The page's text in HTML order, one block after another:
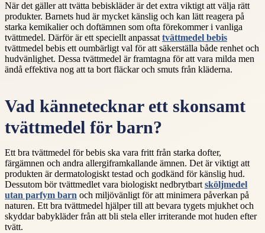
När det gäller att tvätta bebiskläder är det extra viktigt att välja rätt
produkter. Barnets hud är mycket känslig och kan lätt reagera på
starka kemikalier och doftämnen som ofta förekommer i vanliga
tvättmedel. Därför är ett speciellt anpassat tvättmedel bebis
tvättmedel bebis ett oumbärligt val för att säkerställa både renhet och
hudvänlighet. Dessa tvättmedel är framtagna för att vara milda men
ändå effektiva nog att ta bort fläckar och smuts från kläderna.
Vad kännetecknar ett skonsamt
tvättmedel för barn?
Ett bra tvättmedel för bebis ska vara fritt från starka dofter,
färgämnen och andra allergiframkallande ämnen. Det är viktigt att
produkten är dermatologiskt testad och godkänd för känslig hud.
Dessutom bör tvättmedlet vara biologiskt nedbrytbart sköljmedel
utan parfym barn och miljövänligt för att minimera påverkan på
naturen. Ett bra tvättmedel hjälper till att bevara tygets mjukhet och
skyddar babykläder från att bli stela eller irriterande mot huden efter
tvätt.